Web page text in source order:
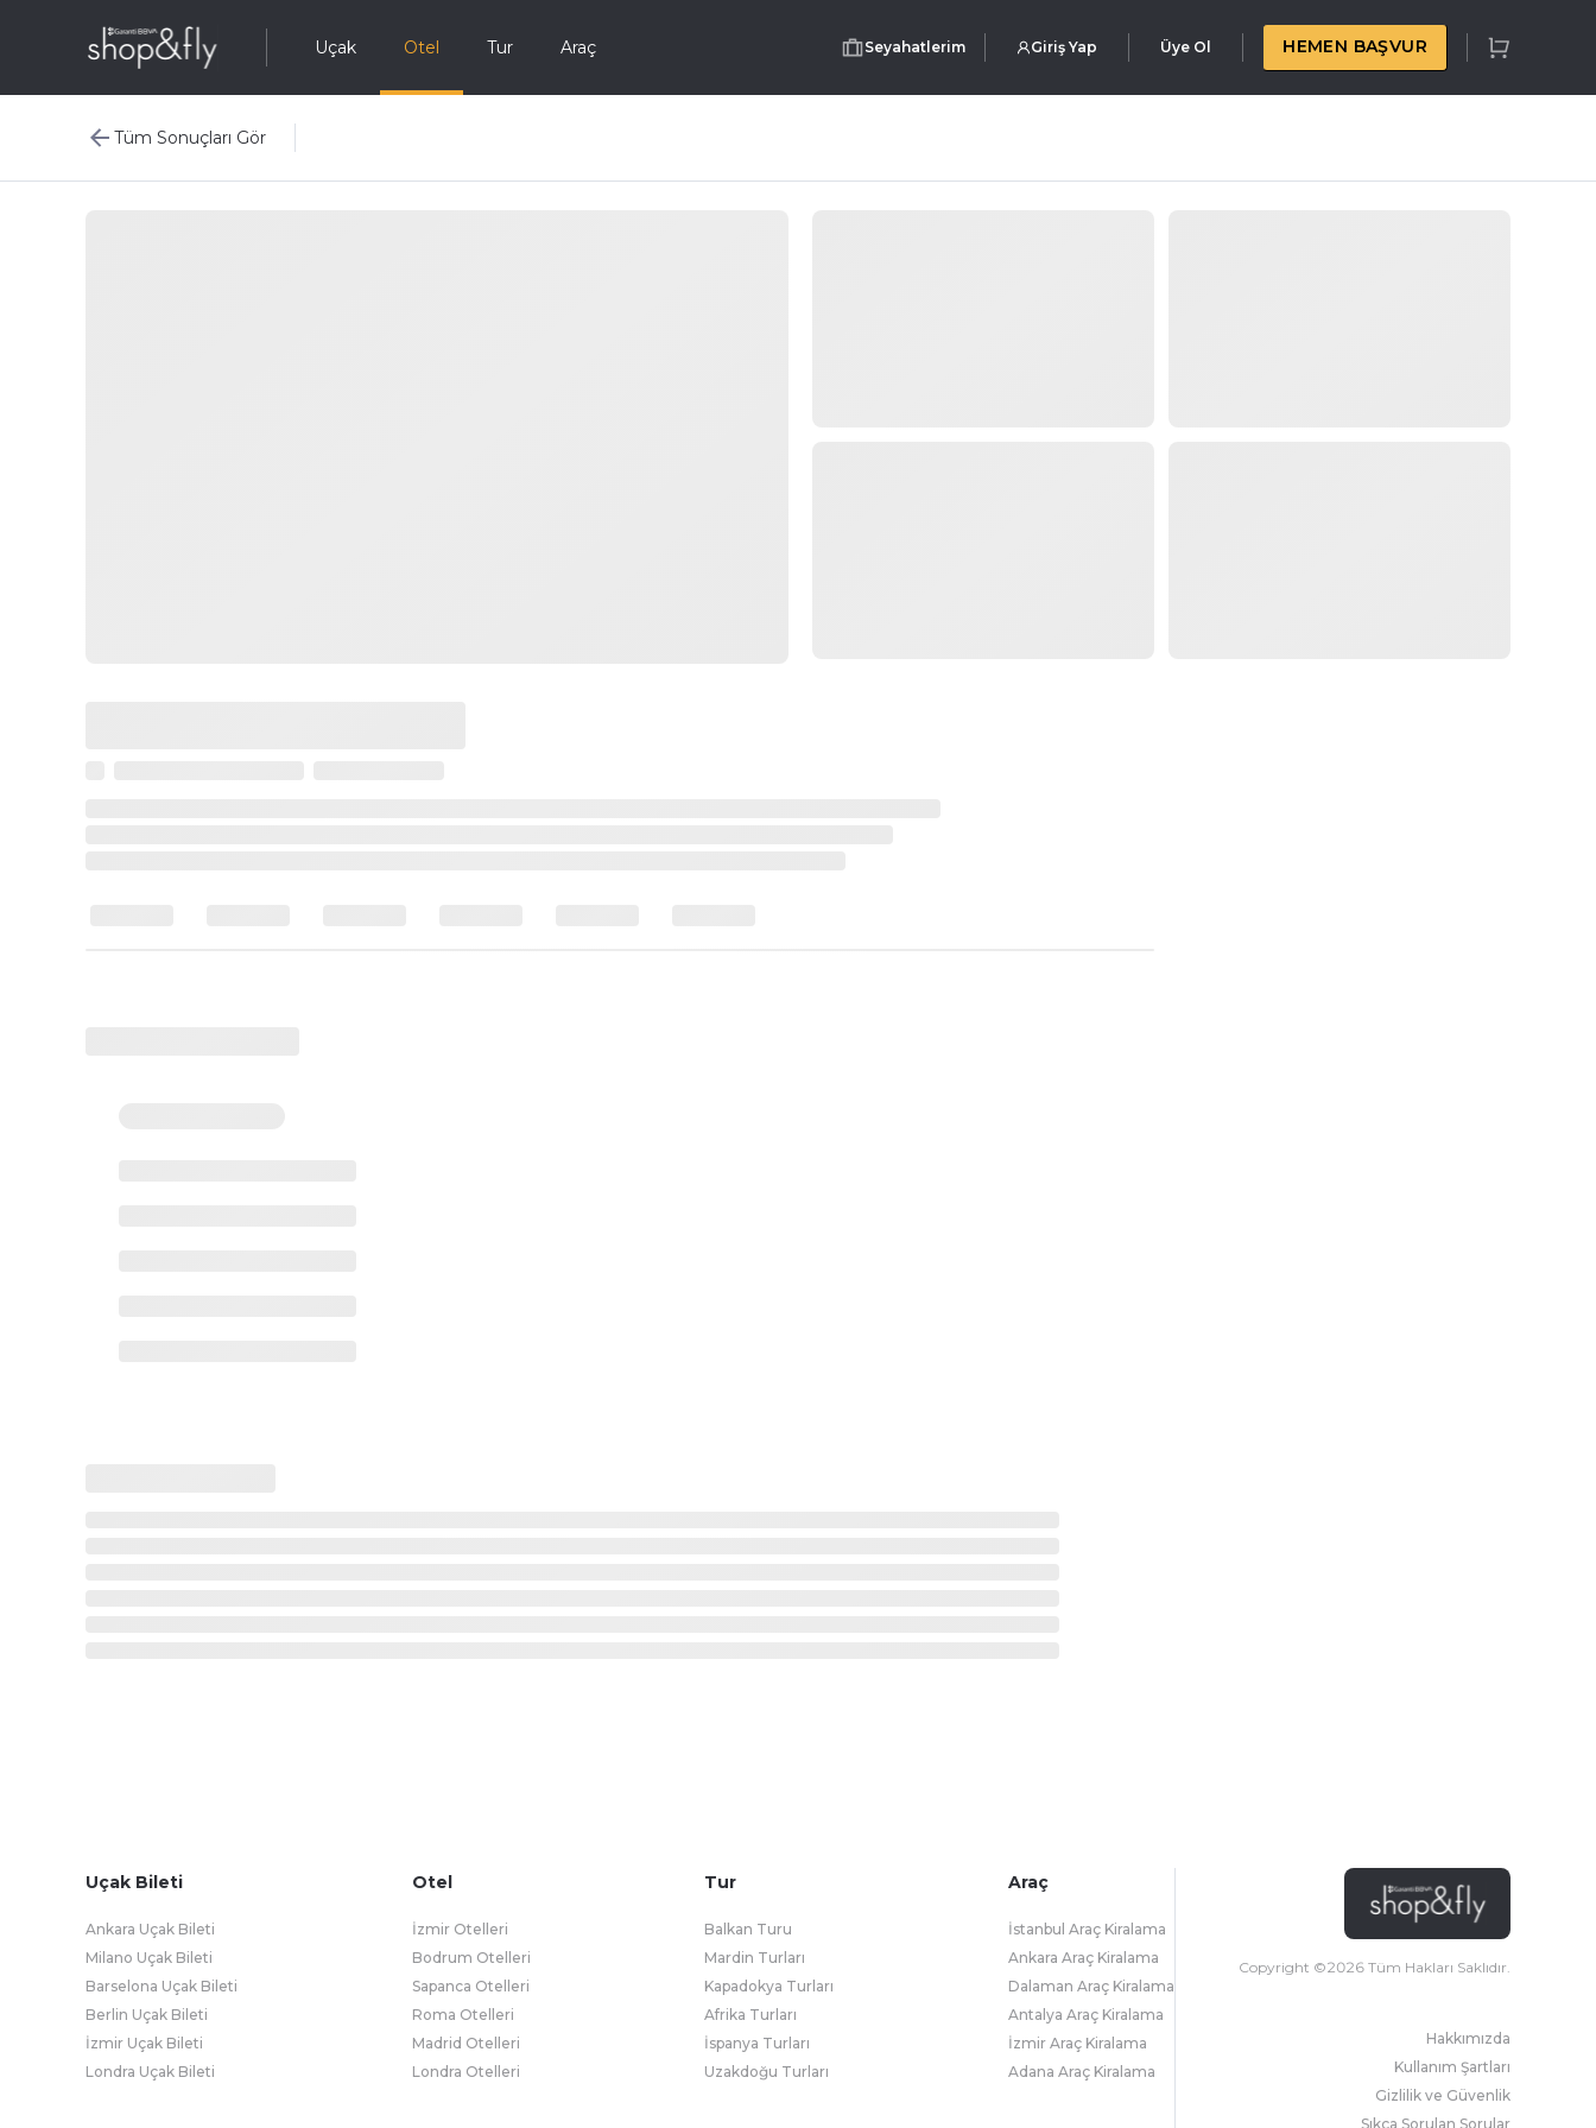
Uçak Otel Tur Araç Seyahatlerim Giriş Yap Üye Ol HEMEN BAŞVUR
Tüm Sonuçları Gör
Uçak Bileti
Ankara Uçak Bileti
Milano Uçak Bileti
Barselona Uçak Bileti
Berlin Uçak Bileti
İzmir Uçak Bileti
Londra Uçak Bileti
Otel
İzmir Otelleri
Bodrum Otelleri
Sapanca Otelleri
Roma Otelleri
Madrid Otelleri
Londra Otelleri
Tur
Balkan Turu
Mardin Turları
Kapadokya Turları
Afrika Turları
İspanya Turları
Uzakdoğu Turları
Araç
İstanbul Araç Kiralama
Ankara Araç Kiralama
Dalaman Araç Kiralama
Antalya Araç Kiralama
İzmir Araç Kiralama
Adana Araç Kiralama
Copyright ©2026 Tüm Hakları Saklıdır.
Hakkımızda
Kullanım Şartları
Gizlilik ve Güvenlik
Sıkça Sorulan Sorular